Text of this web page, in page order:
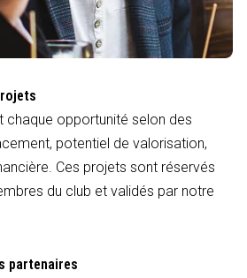
chaque opportunité selon des
potentiel de valorisation,
Ces projets sont réservés
du club et validés par notre
partenaires